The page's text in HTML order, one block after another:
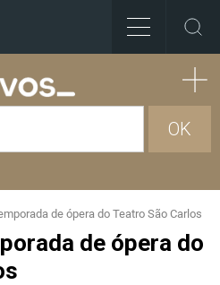
OK
de ópera do Teatro São Carlos
de ópera do